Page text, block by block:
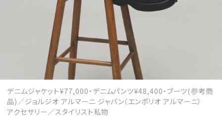
デニムジャケット¥77,000・デニムパンツ¥48,400・ブーツ(参考商
品)／ジョルジオ アルマーニ ジャパン（エンポリオ アルマーニ）
アクセサリー／スタイリスト私物